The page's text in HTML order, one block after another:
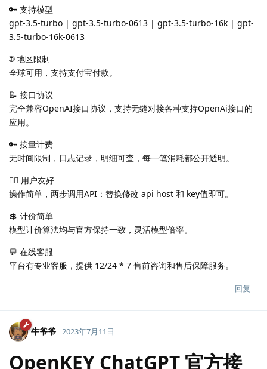
🔑 支持模型
gpt-3.5-turbo | gpt-3.5-turbo-0613 | gpt-3.5-turbo-16k | gpt-
3.5-turbo-16k-0613
🌐 地区限制
全球可用，支持支付宝付款。
📝 接口协议
完全兼容OpenAI接口协议，支持无缝对接各种支持OpenAi接口的
应用。
🔑 按量计费
无时间限制，日志记录，明细可查，每一笔消耗都公开透明。
🙆‍♀️ 用户友好
操作简单，两步调用API：替换修改 api host 和 key值即可。
💲 计价简单
模型计价算法均与官方保持一致，灵活模型倍率。
💬 在线客服
平台有专业客服，提供 12/24 * 7 售前咨询和售后保障服务。
回复
牛爷爷 2023年7月11日
OpenKEY ChatGPT 官方接